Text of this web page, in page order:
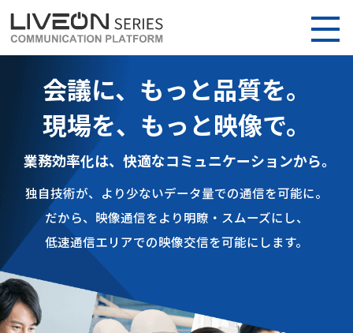
会議に、もっと品質を。
現場を、もっと映像で。
業務効率化は、快適なコミュニケーションから。
独自技術が、より少ないデータ量での通信を可能に。
だから、映像通信をより明瞭・スムーズにし、
低速通信エリアでの映像交信を可能にします。